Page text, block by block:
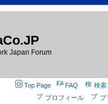
Japan Forum
Top Page FAQ 検索
プロフィール
プ